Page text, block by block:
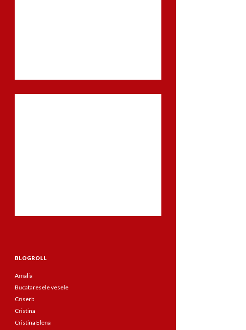
BLOGROLL
Amalia
Bucataresele vesele
Criserb
Cristina
Cristina Elena